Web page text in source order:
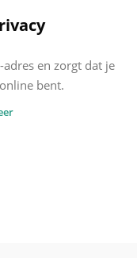
adres en zorgt dat je
bent.